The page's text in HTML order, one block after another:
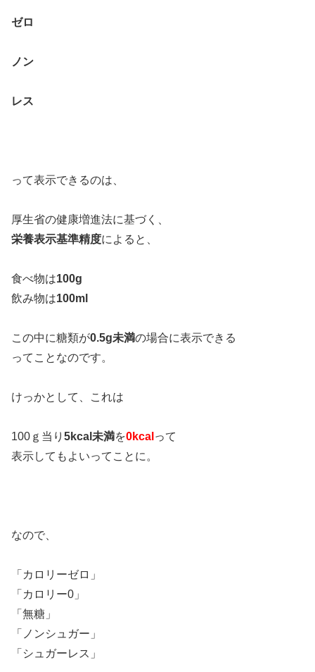
ゼロ
ノン
レス
って表示できるのは、
厚生省の健康増進法に基づく、
栄養表示基準精度によると、
食べ物は100g
飲み物は100ml
この中に糖類が0.5g未満の場合に表示できる
ってことなのです。
けっかとして、これは
100ｇ当り 5kcal未満を0kcal って
表示してもよいってことに。
なので、
「カロリーゼロ」
「カロリー0」
「無糖」
「ノンシュガー」
「シュガーレス」